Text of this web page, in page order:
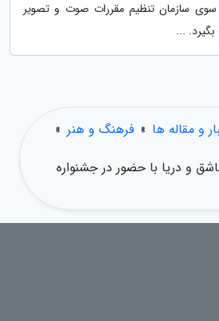
سوی سازمان تنظیم مقررات صوت و تصویر
...
و مقاله ها » فرهنگ و هنر »
و دریا با حضور در جشنواره